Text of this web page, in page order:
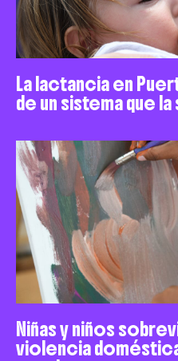
La lactancia en
de un sistema que
Niñas y niños
violencia